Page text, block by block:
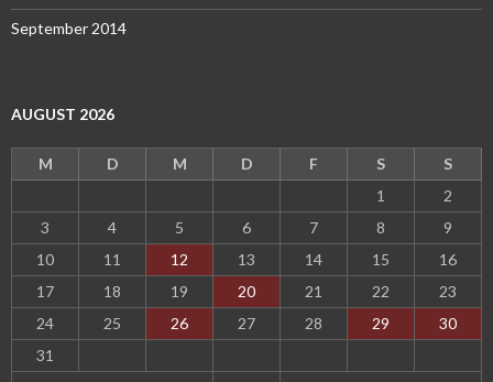
September 2014
AUGUST 2026
M D M D F S
S
1
2
3
4 5 6 7 8
9
10
11 12 13 14 15
16
17
18 19 20 21 22
23
24
25 26 27 28 29
30
31